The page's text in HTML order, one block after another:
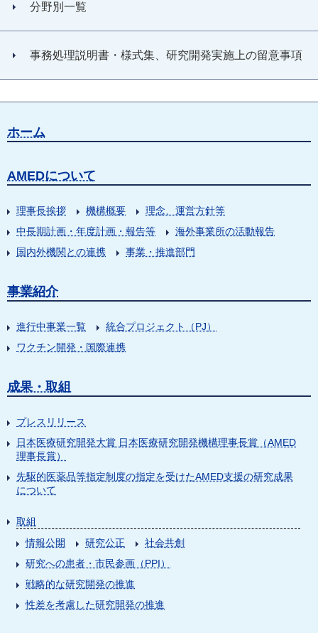
分野別一覧
事務処理説明書・様式集、研究開発実施上の留意事項
ホーム
AMEDについて
理事長挨拶 機構概要
理念、運営方針等
中長期計画・年度計画・報告等
海外事業所の活動報告
国内外機関との連携
事業・推進部門
事業紹介
進行中事業一覧
統合プロジェクト（PJ）
ワクチン開発・国際連携
成果・取組
プレスリリース
日本医療研究開発大賞 日本医療研究開発機構理事長賞（AMED
理事長賞）
先駆的医薬品等指定制度の指定を受けたAMED支援の研究成果
について
取組
情報公開
研究公正
社会共創
研究への患者・市民参画（PPI）
戦略的な研究開発の推進
性差を考慮した研究開発の推進